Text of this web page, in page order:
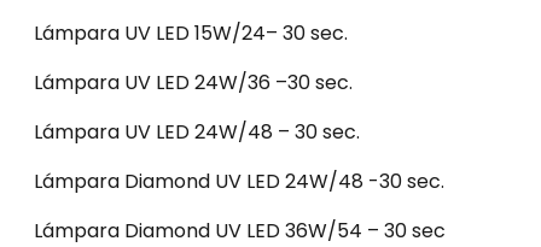
Lámpara UV LED 15W/24– 30 sec.
Lámpara UV LED 24W/36 –30 sec.
Lámpara UV LED 24W/48 – 30 sec.
Lámpara Diamond UV LED 24W/48 -30 sec.
Lámpara Diamond UV LED 36W/54 – 30 sec